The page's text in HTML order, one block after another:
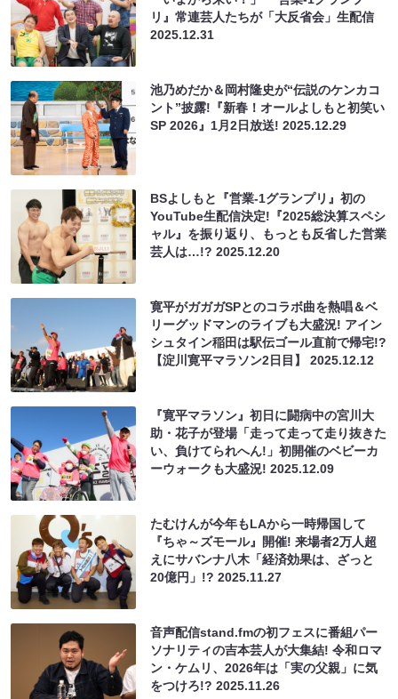
リ』常連芸人たちが「大反省会」生配信
2025.12.31
池乃めだか＆岡村隆史が“伝説のケンカコ
ント”披露!『新春！オールよしもと初笑い
SP 2026』1月2日放送!2025.12.29
BSよしもと『営業-1グランプリ』初の
YouTube生配信決定!『2025総決算スペシ
ャル』を振り返り、もっとも反省した営業
芸人は…!?2025.12.20
寛平がガガガSPとのコラボ曲を熱唱＆ベ
リーグッドマンのライブも大盛況! アイン
シュタイン稲田は駅伝ゴール直前で帰宅!?
【淀川寛平マラソン2日目】2025.12.12
『寛平マラソン』初日に闘病中の宮川大
助・花子が登場「走って走って走り抜きた
い、負けてられへん!」初開催のベビーカ
ーウォークも大盛況!2025.12.09
たむけんが今年もLAから一時帰国して
『ちゃ～ズモール』開催! 来場者2万人超
えにサバンナ八木「経済効果は、ざっと
20億円」!?2025.11.27
音声配信stand.fmの初フェスに番組パー
ソナリティの吉本芸人が大集結! 令和ロマ
ン・ケムリ、2026年は「実の父親」に気
をつけろ!?2025.11.26